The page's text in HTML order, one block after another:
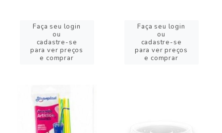
Faça seu login
ou
cadastre-se
para ver preços
e comprar
Faça seu login
ou
cadastre-se
para ver preços
e comprar